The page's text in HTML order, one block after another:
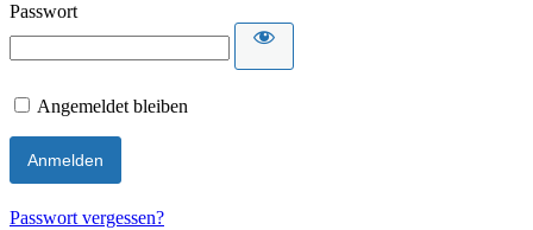
Passwort
Angemeldet bleiben
Passwort vergessen?